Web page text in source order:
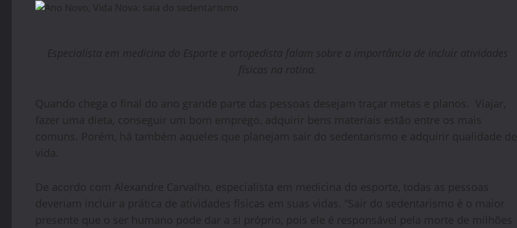
Especialista em medicina do Esporte e ortopedista falam sobre a importância de incluir atividades
físicas na rotina.
Quando chega o final do ano grande parte das pessoas desejam traçar metas e planos. Viajar,
fazer uma dieta, conseguir um bom emprego, adquirir bens materiais estão entre os mais
comuns. Porém, há também aqueles que planejam sair do sedentarismo e adquirir qualidade de
vida.
De acordo com Alexandre Carvalho, especialista em medicina do esporte, todas as pessoas
deveriam incluir a prática de atividades físicas em suas vidas. “Sair do sedentarismo é o maior
presente que o ser humano pode dar a si próprio, pois ele é responsável pela morte de milhões